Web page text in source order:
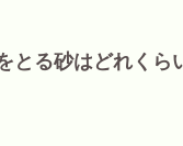
とる砂はどれくら